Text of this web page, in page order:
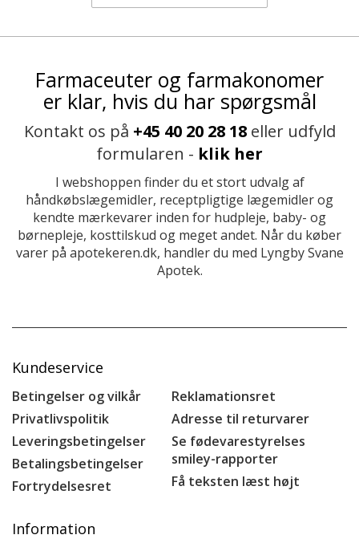
Farmaceuter og farmakonomer
er klar, hvis du har spørgsmål
Kontakt os på +45 40 20 28 18eller udfyld
formularen - klik her
I webshoppen finder du et stort udvalg af
håndkøbslægemidler, receptpligtige lægemidler og
kendte mærkevarer inden for hudpleje, baby- og
børnepleje, kosttilskud og meget andet. Når du køber
varer på apotekeren.dk, handler du med Lyngby Svane
Apotek.
Kundeservice
Betingelser og vilkår
Privatlivspolitik
Leveringsbetingelser
Betalingsbetingelser
Fortrydelsesret
Reklamationsret
Adresse til returvarer
Se fødevarestyrelses
smiley-rapporter
Få teksten læst højt
Information